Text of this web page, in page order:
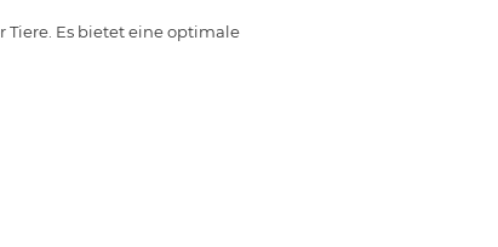
Es bietet eine optimale